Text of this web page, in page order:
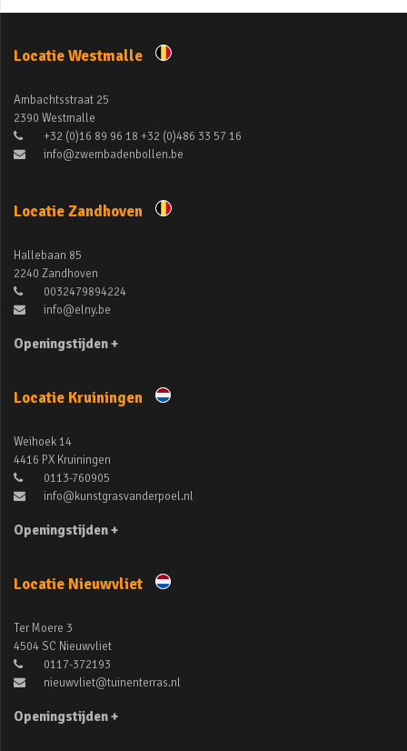
Locatie Westmalle
Ambachtsstraat 25
2390 Westmalle
+32 (0)16 89 96 18 +32 (0)486 33 57 16
info@zwembadenbollen.be
Locatie Zandhoven
Hallebaan 85
2240 Zandhoven
0032479894224
info@elny.be
Openingstijden +
Locatie Kruiningen
Weihoek 14
4416 PX Kruiningen
0113-760905
info@kunstgrasvanderpoel.nl
Openingstijden +
Locatie Nieuwvliet
Ter Moere 3
4504 SC Nieuwvliet
0117-372193
nieuwvliet@tuinenterras.nl
Openingstijden +